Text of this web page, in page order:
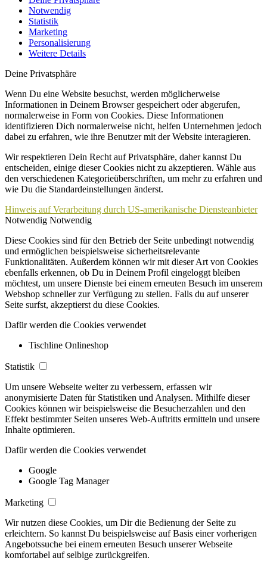
Notwendig
Statistik
Marketing
Personalisierung
Weitere Details
Deine Privatsphäre
Wenn Du eine Website besuchst, werden möglicherweise
Informationen in Deinem Browser gespeichert oder abgerufen,
normalerweise in Form von Cookies. Diese Informationen
identifizieren Dich normalerweise nicht, helfen Unternehmen jedoch
dabei zu erfahren, wie ihre Benutzer mit der Website interagieren.
Wir respektieren Dein Recht auf Privatsphäre, daher kannst Du
entscheiden, einige dieser Cookies nicht zu akzeptieren. Wähle aus
den verschiedenen Kategorieüberschriften, um mehr zu erfahren und
wie Du die Standardeinstellungen änderst.
Hinweis auf Verarbeitung durch US-amerikanische Diensteanbieter
Notwendig Notwendig
Diese Cookies sind für den Betrieb der Seite unbedingt notwendig
und ermöglichen beispielsweise sicherheitsrelevante
Funktionalitäten. Außerdem können wir mit dieser Art von Cookies
ebenfalls erkennen, ob Du in Deinem Profil eingeloggt bleiben
möchtest, um unsere Dienste bei einem erneuten Besuch im unserem
Webshop schneller zur Verfügung zu stellen. Falls du auf unserer
Seite surfst, akzeptierst du diese Cookies.
Dafür werden die Cookies verwendet
Tischline Onlineshop
Statistik
Um unsere Webseite weiter zu verbessern, erfassen wir
anonymisierte Daten für Statistiken und Analysen. Mithilfe dieser
Cookies können wir beispielsweise die Besucherzahlen und den
Effekt bestimmter Seiten unseres Web-Auftritts ermitteln und unsere
Inhalte optimieren.
Dafür werden die Cookies verwendet
Google
Google Tag Manager
Marketing
Wir nutzen diese Cookies, um Dir die Bedienung der Seite zu
erleichtern. So kannst Du beispielsweise auf Basis einer vorherigen
Angebotssuche bei einem erneuten Besuch unserer Webseite
komfortabel auf selbige zurückgreifen.